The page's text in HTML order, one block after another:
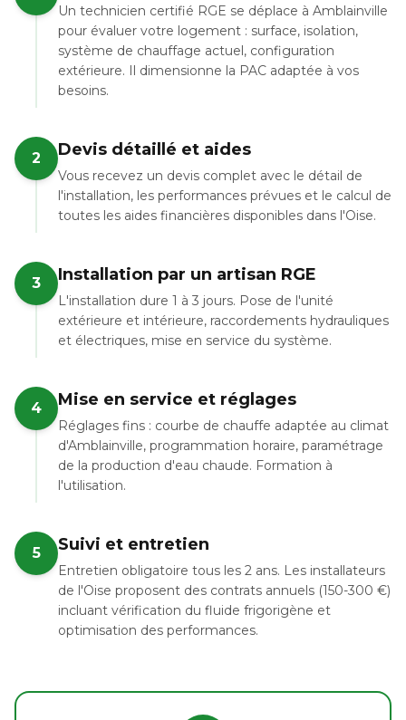
Un technicien certifié RGE se déplace à Amblainville
pour évaluer votre logement : surface, isolation,
système de chauffage actuel, configuration
extérieure. Il dimensionne la PAC adaptée à vos
besoins.
2 Devis détaillé et aides
Vous recevez un devis complet avec le détail de
l'installation, les performances prévues et le calcul de
toutes les aides financières disponibles dans l'Oise.
3 Installation par un artisan RGE
L'installation dure 1 à 3 jours. Pose de l'unité
extérieure et intérieure, raccordements hydrauliques
et électriques, mise en service du système.
4 Mise en service et réglages
Réglages fins : courbe de chauffe adaptée au climat
d'Amblainville, programmation horaire, paramétrage
de la production d'eau chaude. Formation à
l'utilisation.
5 Suivi et entretien
Entretien obligatoire tous les 2 ans. Les installateurs
de l'Oise proposent des contrats annuels (150-300 €)
incluant vérification du fluide frigorigène et
optimisation des performances.